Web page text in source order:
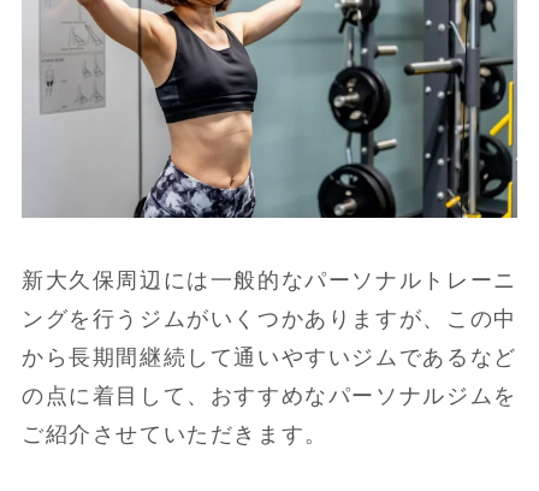
新大久保周辺には一般的なパーソナルトレーニ
ングを行うジムがいくつかありますが、この中
から長期間継続して通いやすいジムであるなど
の点に着目して、おすすめなパーソナルジムを
ご紹介させていただきます。